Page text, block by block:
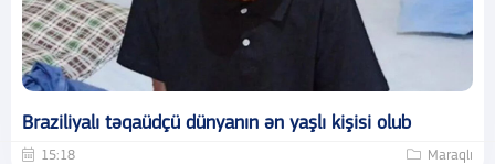
Braziliyalı təqaüdçü dünyanın ən yaşlı kişisi olub
15:18 Maraqlı